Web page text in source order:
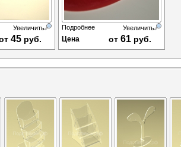
Увеличить
45 руб.
Подробнее Увеличить
Цена от 61 руб.